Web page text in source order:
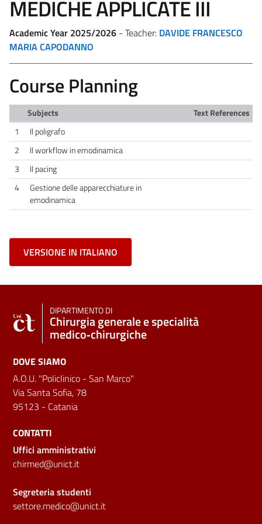
MEDICHE APPLICATE III
Academic Year 2025/2026 - Teacher: DAVIDE FRANCESCO
MARIA CAPODANNO
Course Planning
Subjects
Text References
1
Il poligrafo
2
Il workflow in emodinamica
3
Il pacing
4
Gestione delle apparecchiature in
emodinamica
VERSIONE IN ITALIANO
DIPARTIMENTO DI
Chirurgia generale e specialità
medico‑chirurgiche
DOVE SIAMO
A.O.U. "Policlinico - San Marco"
Via Santa Sofia, 78
95123 - Catania
CONTATTI
Uffici amministrativi
chirmed@unict.it
Segreteria studenti
settore.medico@unict.it